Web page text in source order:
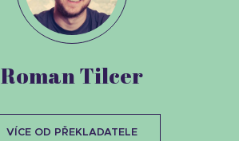
Roman Tilcer
VÍCE OD PŘEKLADATELE